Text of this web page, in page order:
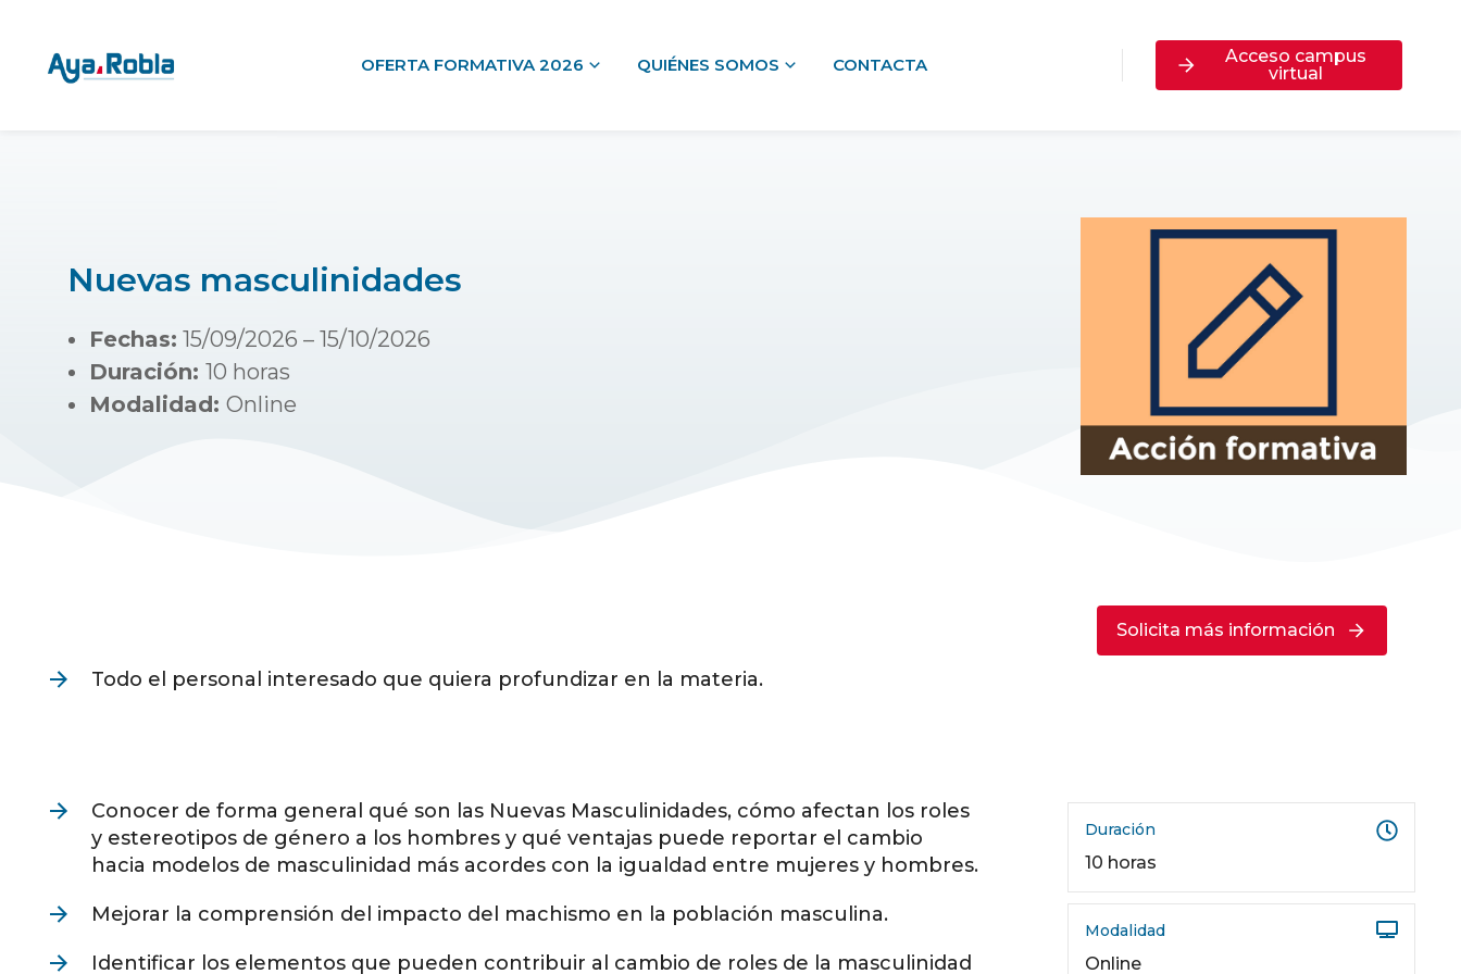
OFERTA FORMATIVA 2026 QUIÉNES SOMOS CONTACTA
Acceso campus
virtual
Nuevas masculinidades
Fechas: 15/09/2026 – 15/10/2026
Duración: 10 horas
Modalidad: Online
Todo el personal interesado que quiera profundizar en la materia.
Conocer de forma general qué son las Nuevas Masculinidades, cómo afectan los roles
y estereotipos de género a los hombres y qué ventajas puede reportar el cambio
hacia modelos de masculinidad más acordes con la igualdad entre mujeres y hombres.
Mejorar la comprensión del impacto del machismo en la población masculina.
Identificar los elementos que pueden contribuir al cambio de roles de la masculinidad
Solicita más información
Duración
10 horas
Modalidad
Online